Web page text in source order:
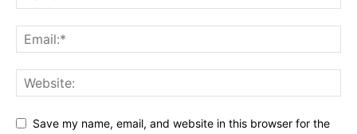
Save my name, email, and website in this browser for the